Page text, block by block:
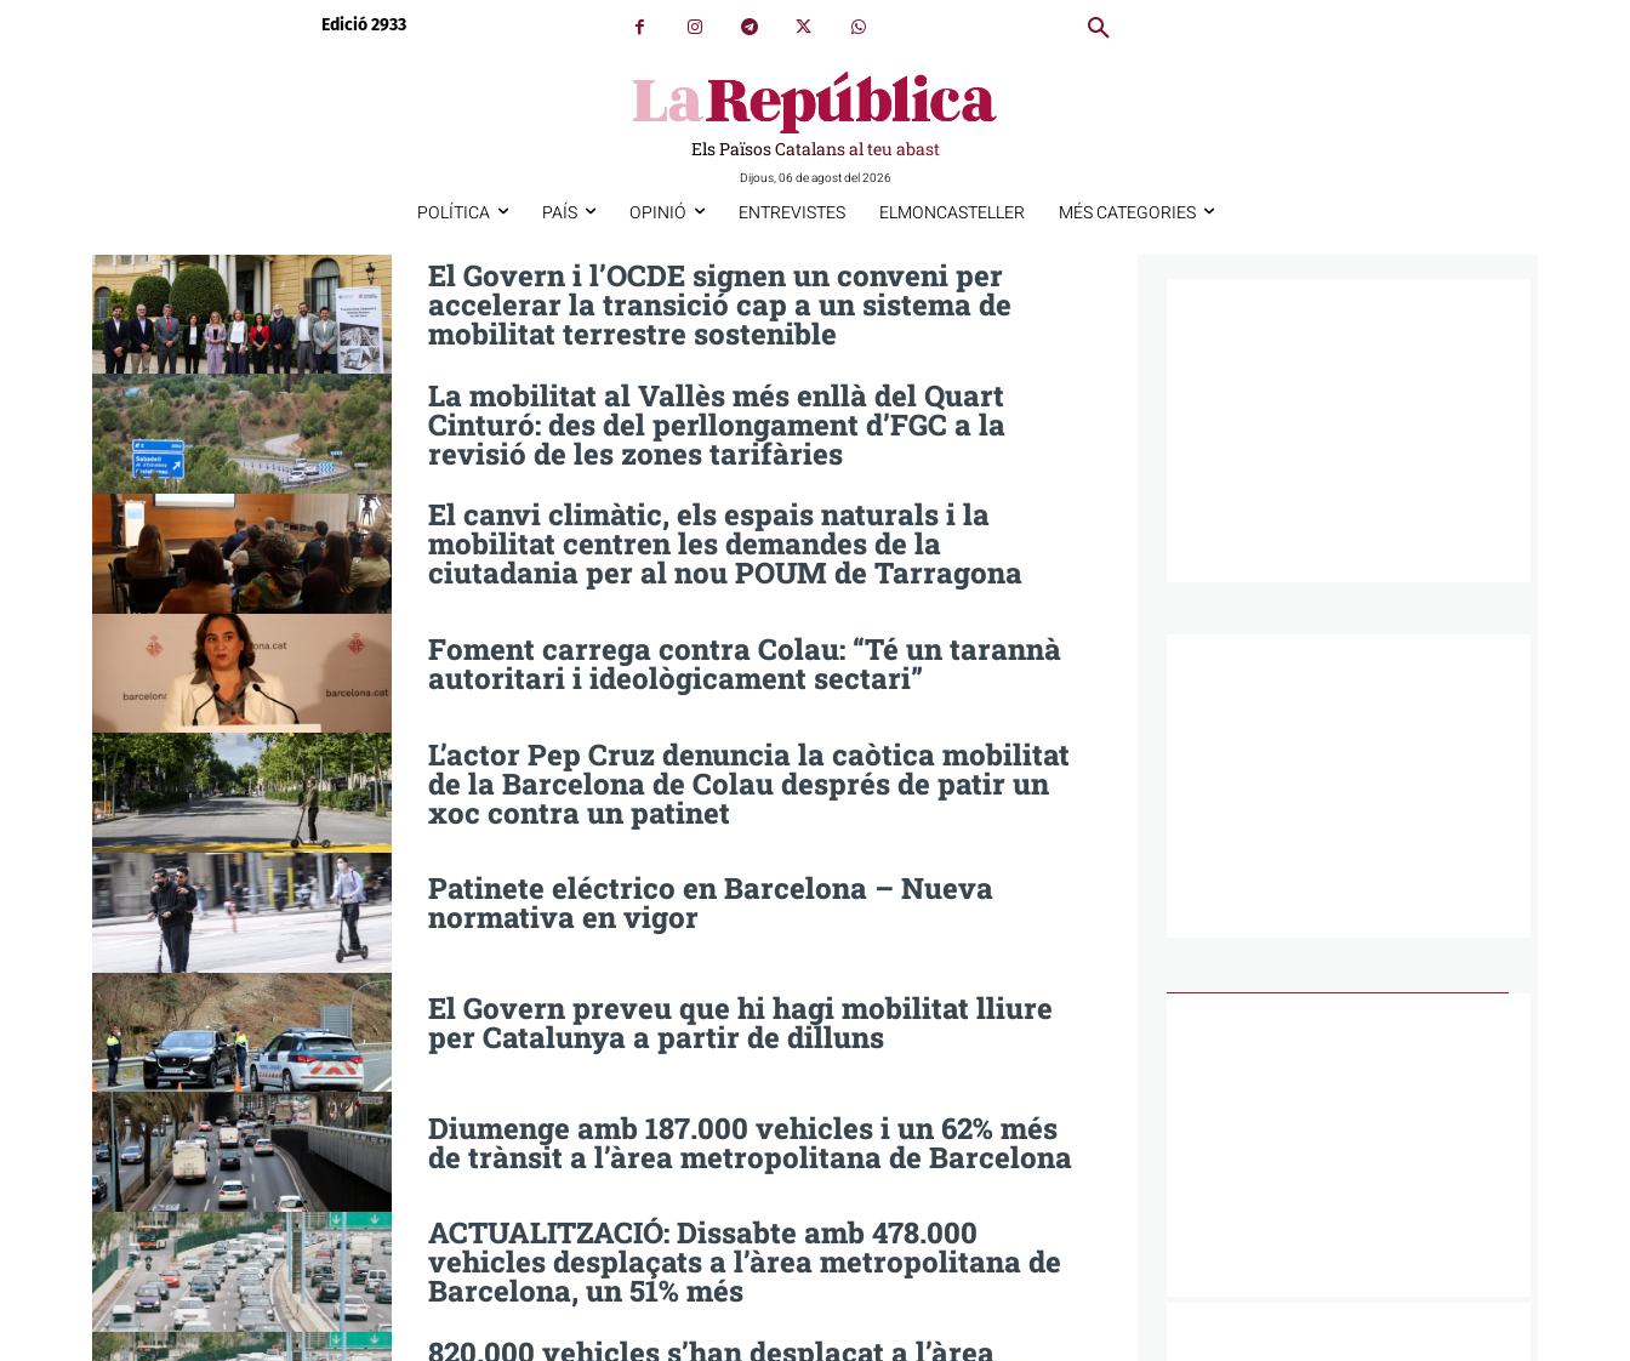
Edició 2933
Els Països Catalans al teu abast
Dijous, 06 de agost del 2026
POLÍTICA PAÍS OPINIÓ ENTREVISTES ELMONCASTELLER MÉS CATEGORIES
El Govern i l’OCDE signen un conveni per
accelerar la transició cap a un sistema de
mobilitat terrestre sostenible
La mobilitat al Vallès més enllà del Quart
Cinturó: des del perllongament d’FGC a la
revisió de les zones tarifàries
El canvi climàtic, els espais naturals i la
mobilitat centren les demandes de la
ciutadania per al nou POUM de Tarragona
Foment carrega contra Colau: “Té un tarannà
autoritari i ideològicament sectari”
L’actor Pep Cruz denuncia la caòtica mobilitat
de la Barcelona de Colau després de patir un
xoc contra un patinet
Patinete eléctrico en Barcelona – Nueva
normativa en vigor
El Govern preveu que hi hagi mobilitat lliure
per Catalunya a partir de dilluns
Diumenge amb 187.000 vehicles i un 62% més
de trànsit a l’àrea metropolitana de Barcelona
ACTUALITZACIÓ: Dissabte amb 478.000
vehicles desplaçats a l’àrea metropolitana de
Barcelona, un 51% més
820.000 vehicles s’han desplaçat a l’àrea